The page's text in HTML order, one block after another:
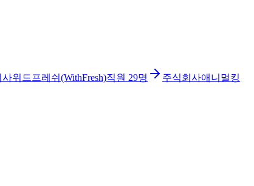
위드프레쉬(WithFresh)직원 29명
주식회사애니멀킹